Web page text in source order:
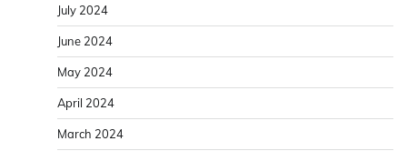
July 2024
June 2024
May 2024
April 2024
March 2024